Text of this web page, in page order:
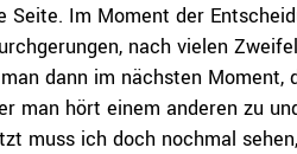
Seite. Im Moment der
nach vielen
dann im nächsten Moment,
man hört einem anderen zu
muss ich doch nochmal